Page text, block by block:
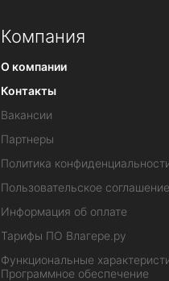
Компания
О компании
Контакты
Вакансии
Партнеры
Политика
Пользовательское соглашение
Информация об оплате
Тарифы ПО Влагере.ру
Функциональные
Программное обеспечение